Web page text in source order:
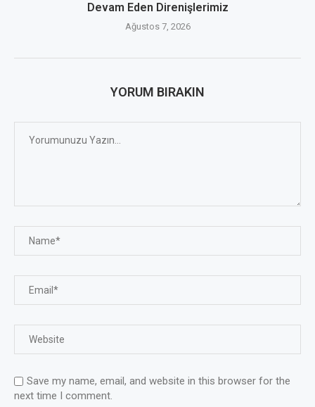
Devam Eden Direnişlerimiz
Ağustos 7, 2026
YORUM BIRAKIN
Save my name, email, and website in this browser for the
next time I comment.